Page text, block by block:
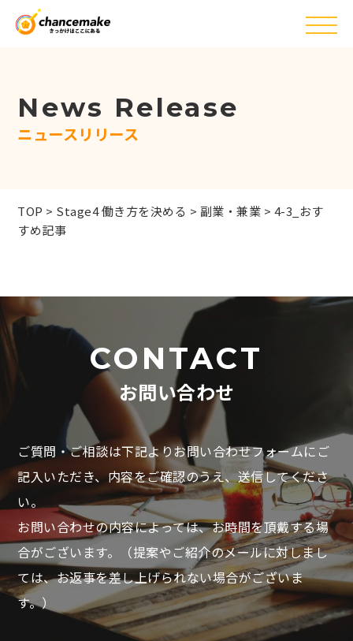
News Release
ニュースリリース
TOP > Stage4 働き方を決める > 副業・兼業 > 4-3_おす
すめ記事
CONTACT
お問い合わせ
ご質問・ご相談は下記よりお問い合わせフォームにご
記入いただき、内容をご確認のうえ、送信してくださ
い。
お問い合わせの内容によっては、お時間を頂戴する場
合がございます。
（提案やご紹介のメールに対しまし
ては、お返事を差し上げられない場合がございま
す。）